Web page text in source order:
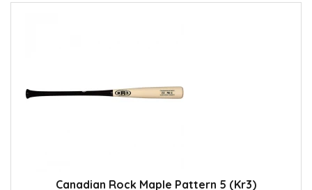
Canadian Rock Maple Pattern 5 (Kr3)